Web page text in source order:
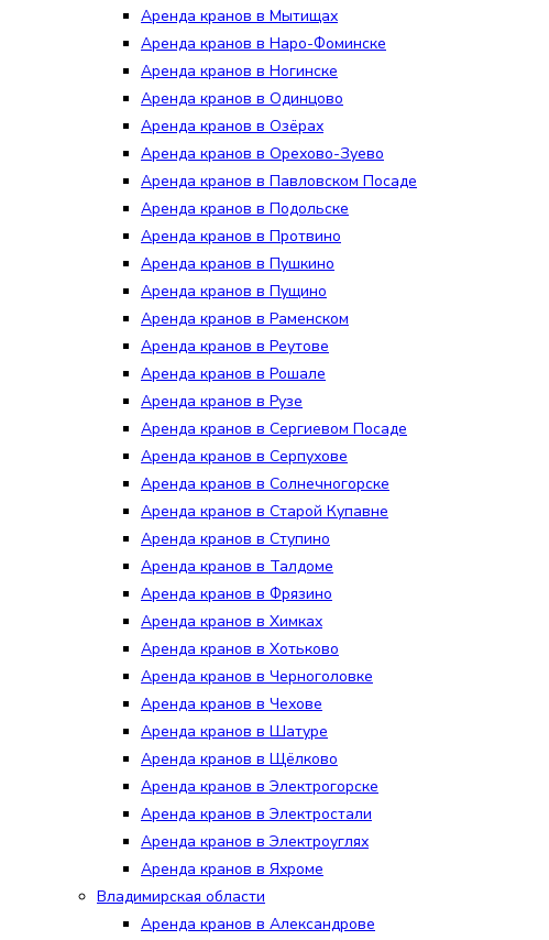
Аренда кранов в Мытищах
Аренда кранов в Наро-Фоминске
Аренда кранов в Ногинске
Аренда кранов в Одинцово
Аренда кранов в Озёрах
Аренда кранов в Орехово-Зуево
Аренда кранов в Павловском Посаде
Аренда кранов в Подольске
Аренда кранов в Протвино
Аренда кранов в Пушкино
Аренда кранов в Пущино
Аренда кранов в Раменском
Аренда кранов в Реутове
Аренда кранов в Рошале
Аренда кранов в Рузе
Аренда кранов в Сергиевом Посаде
Аренда кранов в Серпухове
Аренда кранов в Солнечногорске
Аренда кранов в Старой Купавне
Аренда кранов в Ступино
Аренда кранов в Талдоме
Аренда кранов в Фрязино
Аренда кранов в Химках
Аренда кранов в Хотьково
Аренда кранов в Черноголовке
Аренда кранов в Чехове
Аренда кранов в Шатуре
Аренда кранов в Щёлково
Аренда кранов в Электрогорске
Аренда кранов в Электростали
Аренда кранов в Электроуглях
Аренда кранов в Яхроме
Владимирская области
Аренда кранов в Александрове